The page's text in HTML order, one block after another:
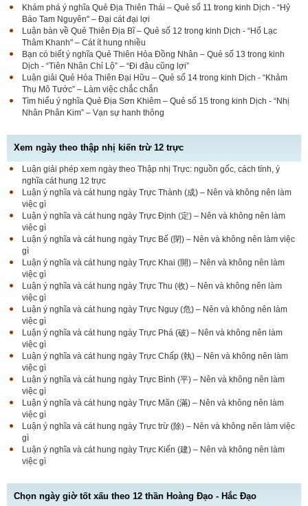
Khám phá ý nghĩa Quẻ Địa Thiên Thái – Quẻ số 11 trong kinh Dịch - “Hỷ
Báo Tam Nguyên" – Đại cát đại lợi
Luận bàn về Quẻ Thiên Địa Bĩ – Quẻ số 12 trong kinh Dịch - “Hổ Lạc
Thâm Khanh" – Cát ít hung nhiều
Bạn có biết ý nghĩa Quẻ Thiên Hỏa Đồng Nhân – Quẻ số 13 trong kinh
Dịch - “Tiên Nhân Chỉ Lộ” – “Đi đâu cũng lợi”
Luận giải Quẻ Hỏa Thiên Đại Hữu – Quẻ số 14 trong kinh Dịch - “Khảm
Thụ Mô Tước” – Làm việc chắc chắn
Tìm hiểu ý nghĩa Quẻ Địa Sơn Khiêm – Quẻ số 15 trong kinh Dịch - “Nhị
Nhân Phân Kim” – Vạn sự hanh thông
Xem ngày theo thập nhị kiến trừ 12 trực
Luận giải phép xem ngày theo Thập nhị Trực: nguồn gốc, cách tính, ý
nghĩa cát hung 12 trực
Luận ý nghĩa và cát hung ngày Trực Thành (成) – Nên và không nên làm
việc gì
Luận ý nghĩa và cát hung ngày Trực Định (定) – Nên và không nên làm
việc gì
Luận ý nghĩa và cát hung ngày Trực Bế (閉) – Nên và không nên làm việc
gì
Luận ý nghĩa và cát hung ngày Trực Khai (開) – Nên và không nên làm
việc gì
Luận ý nghĩa và cát hung ngày Trực Thu (收) – Nên và không nên làm
việc gì
Luận ý nghĩa và cát hung ngày Trực Nguy (危) – Nên và không nên làm
việc gì
Luận ý nghĩa và cát hung ngày Trực Phá (破) – Nên và không nên làm
việc gì
Luận ý nghĩa và cát hung ngày Trực Chấp (執) – Nên và không nên làm
việc gì
Luận ý nghĩa và cát hung ngày Trực Bình (平) – Nên và không nên làm
việc gì
Luận ý nghĩa và cát hung ngày Trực Mãn (滿) – Nên và không nên làm
việc gì
Luận ý nghĩa và cát hung ngày Trực trừ (除) – Nên và không nên làm việc
gì
Luận ý nghĩa và cát hung ngày Trực Kiến (建) – Nên và không nên làm
việc gì
Chọn ngày giờ tốt xấu theo 12 thần Hoàng Đạo - Hắc Đạo